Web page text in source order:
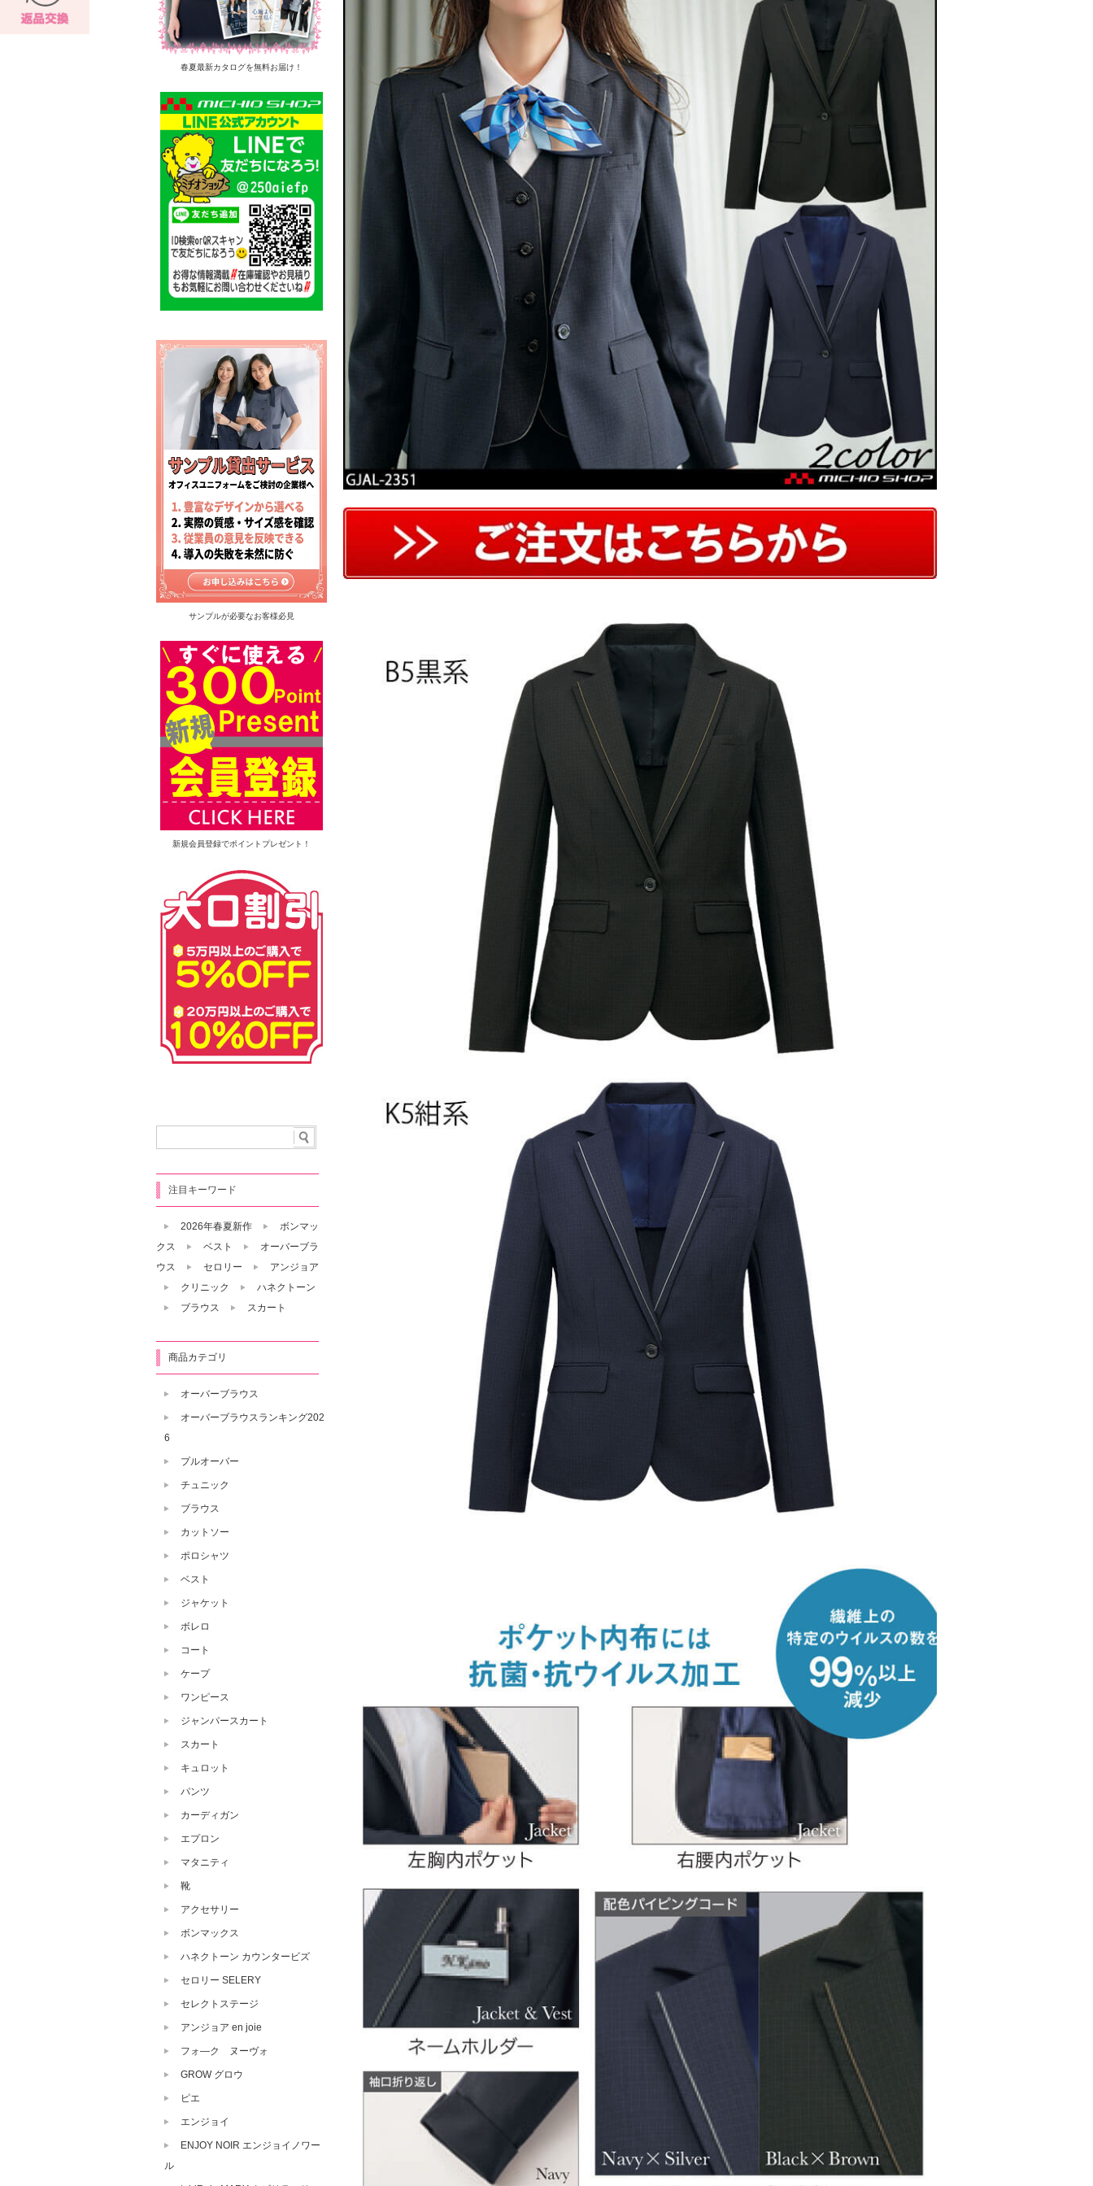
春夏最新カタログを無料お届け！
サンプルが必要なお客様必見
新規会員登録でポイントプレゼント！
注目キーワード
2026年春夏新作
ボンマッ
クス
ベスト
オーバーブラ
ウス
セロリー
アンジョア
クリニック
ハネクトーン
ブラウス
スカート
商品カテゴリ
オーバーブラウス
オーバーブラウスランキング202
6
プルオーバー
チュニック
ブラウス
カットソー
ポロシャツ
ベスト
ジャケット
ボレロ
コート
ケープ
ワンピース
ジャンパースカート
スカート
キュロット
パンツ
カーディガン
エプロン
マタニティ
靴
アクセサリー
ボンマックス
ハネクトーン カウンタービズ
セロリー SELERY
セレクトステージ
アンジョア en joie
フォ―ク ヌーヴォ
GROW グロウ
ピエ
エンジョイ
ENJOY NOIR エンジョイノワー
ル